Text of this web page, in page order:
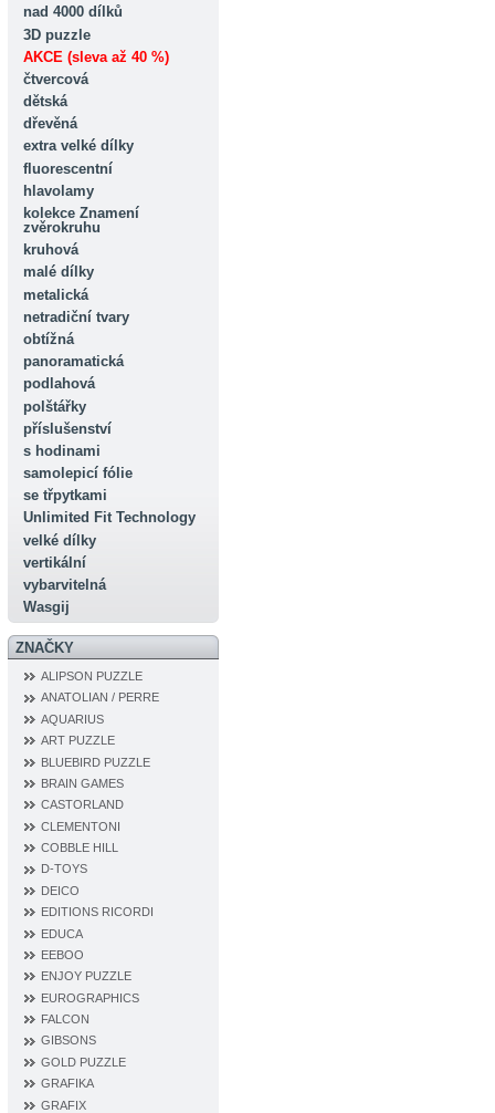
nad 4000 dílků
3D puzzle
AKCE (sleva až 40 %)
čtvercová
dětská
dřevěná
extra velké dílky
fluorescentní
hlavolamy
kolekce Znamení
zvěrokruhu
kruhová
malé dílky
metalická
netradiční tvary
obtížná
panoramatická
podlahová
polštářky
příslušenství
s hodinami
samolepicí fólie
se třpytkami
Unlimited Fit Technology
velké dílky
vertikální
vybarvitelná
Wasgij
ZNAČKY
ALIPSON PUZZLE
ANATOLIAN / PERRE
AQUARIUS
ART PUZZLE
BLUEBIRD PUZZLE
BRAIN GAMES
CASTORLAND
CLEMENTONI
COBBLE HILL
D‐TOYS
DEICO
EDITIONS RICORDI
EDUCA
EEBOO
ENJOY PUZZLE
EUROGRAPHICS
FALCON
GIBSONS
GOLD PUZZLE
GRAFIKA
GRAFIX